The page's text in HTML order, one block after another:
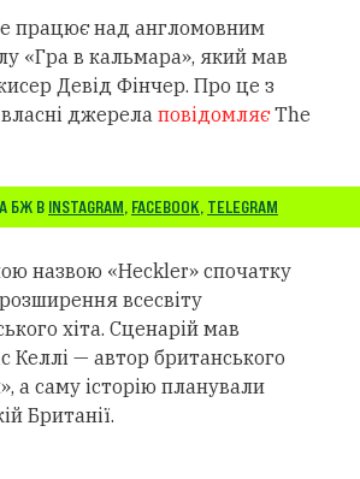
працює над англомовним
«Гра в кальмара», який мав
Девід Фінчер. Про це з
джерела повідомляєThe
БЖ В INSTAGRAM, FACEBOOK, TELEGRAM
назвою «Heckler» спочатку
всесвіту
хіта. Сценарій мав
Келлі — автор британського
а саму історію планували
Британії.